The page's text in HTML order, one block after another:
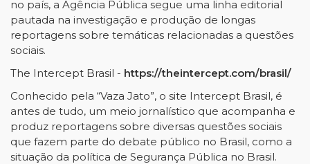
no país, a Agência Pública segue uma linha editorial
pautada na investigação e produção de longas
reportagens sobre temáticas relacionadas a questões
sociais.
The Intercept Brasil - https://theintercept.com/brasil/
Conhecido pela “Vaza Jato”, o site Intercept Brasil, é
antes de tudo, um meio jornalístico que acompanha e
produz reportagens sobre diversas questões sociais
que fazem parte do debate público no Brasil, como a
situação da política de Segurança Pública no Brasil.